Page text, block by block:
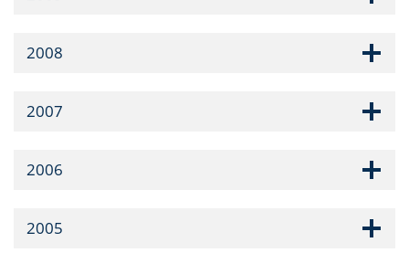
2008
2007
2006
2005